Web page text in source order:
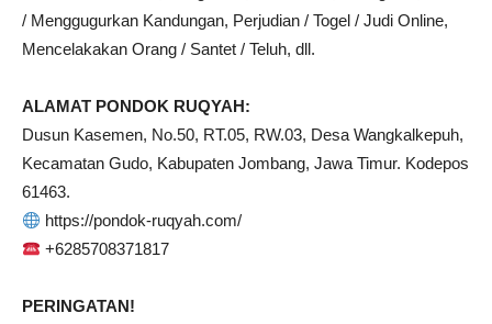
/ Menggugurkan Kandungan, Perjudian / Togel / Judi Online,
Mencelakakan Orang / Santet / Teluh, dll.
ALAMAT PONDOK RUQYAH:
Dusun Kasemen, No.50, RT.05, RW.03, Desa Wangkalkepuh,
Kecamatan Gudo, Kabupaten Jombang, Jawa Timur. Kodepos
61463.
https://pondok-ruqyah.com/
+6285708371817
PERINGATAN!